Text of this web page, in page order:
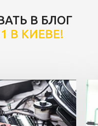
В БЛОГ
В КИЕВЕ!